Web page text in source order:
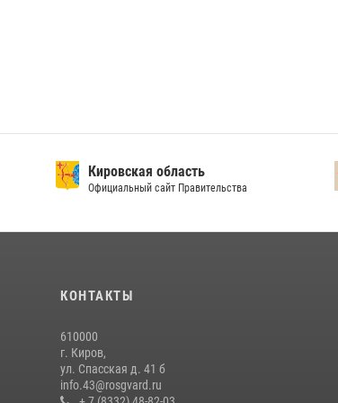
Кировская область
Официальный сайт Правительства
КОНТАКТЫ
610000
г. Киров,
ул. Спасская д. 41 б
info.43@rosgvard.ru